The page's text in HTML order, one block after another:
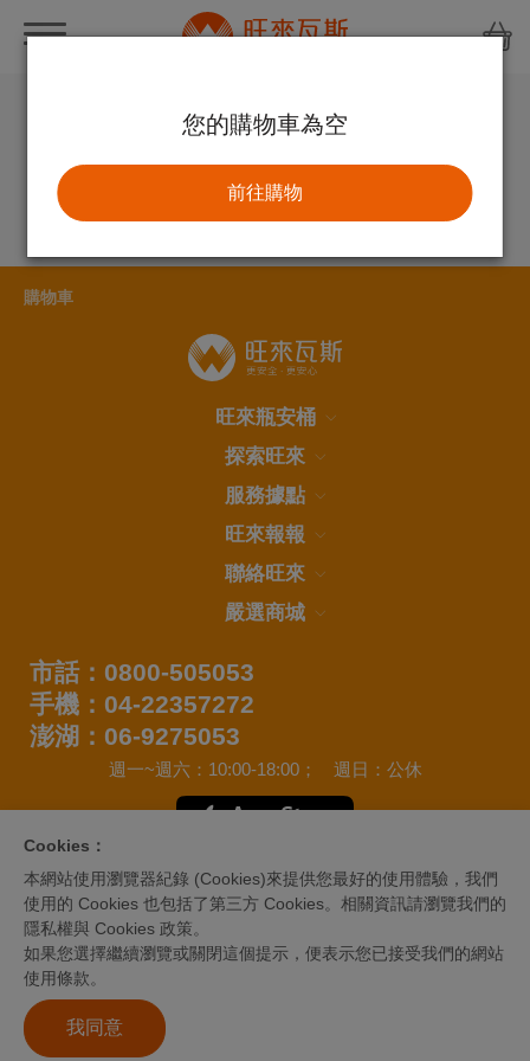
購物車
您的購物車為空
前往購物
購物車
旺來瓶安桶
探索旺來
服務據點
旺來報報
聯絡旺來
嚴選商城
市話：0800-505053
手機：04-22357272
澎湖：06-9275053
週一~週六：10:00-18:00； 週日：公休
Copyright © 2020 WANTLIGHT GAS CO., LTD.
Cookies：
本網站使用瀏覽器紀錄 (Cookies)來提供您最好的使用體驗，我們
使用的 Cookies 也包括了第三方 Cookies。相關資訊請瀏覽我們的
隱私權與 Cookies 政策。
如果您選擇繼續瀏覽或關閉這個提示，便表示您已接受我們的網站
使用條款。
我同意